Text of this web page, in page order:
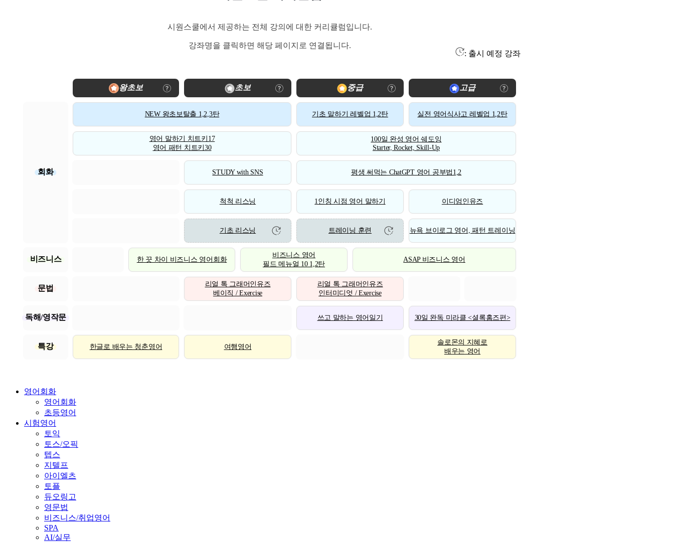
시원스쿨에서 제공하는 전체 강의에 대한 커리큘럼입니다.
강좌명을 클릭하면 해당 페이지로 연결됩니다.
: 출시 예정 강좌
왕초보 초보 중급 고급
회화
NEW 왕초보탈출 1,2,3탄 기초 말하기 레벨업 1,2탄 실전 영어식사고 레벨업 1,2탄
영어 말하기 치트키17
영어 패턴 치트키30
100일 완성 영어 쉐도잉
Starter, Rocket, Skill-Up
STUDY with SNS 평생 써먹는 ChatGPT 영어 공부법1,2
척척 리스닝 1인칭 시점 영어 말하기 이디엄인유즈
기초 리스닝 트레이닝 훈련 뉴욕 브이로그 영어, 패턴 트레이닝
비즈니스 한 끗 차이 비즈니스 영어회화
비즈니스 영어
필드 메뉴얼 10 1,2탄
ASAP 비즈니스 영어
문법
리얼 톡 그래머인유즈
베이직 / Exercise
리얼 톡 그래머인유즈
인터미디엇 / Exercise
독해/영작문 쓰고 말하는 영어일기 30일 완독 미라클 <셜록홈즈편>
특강 한글로 배우는 청춘영어 여행영어
솔로몬의 지혜로
배우는 영어
영어회화
영어회화
초등영어
시험영어
토익
토스/오픽
텝스
지텔프
아이엘츠
토플
듀오링고
영문법
비즈니스/취업영어
SPA
AI/실무